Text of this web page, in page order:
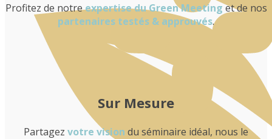
Profitez de notreexpertise du Green Meetinget de nos
partenaires testés & approuvés.
Sur Mesure
Partagez votre vision du séminaire idéal, nous le